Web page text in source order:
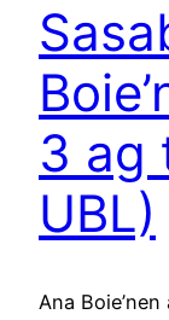
3 ag
UBL)
Ana Boie’nen